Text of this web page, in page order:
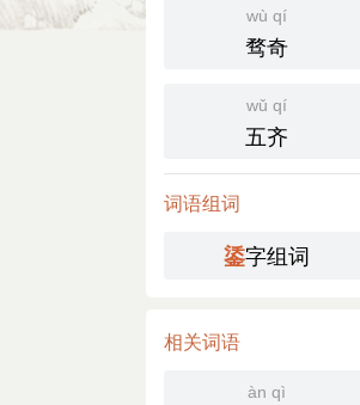
wù qí
骛奇
wǔ qí
五齐
词语组词
鋈字组词
相关词语
àn qì